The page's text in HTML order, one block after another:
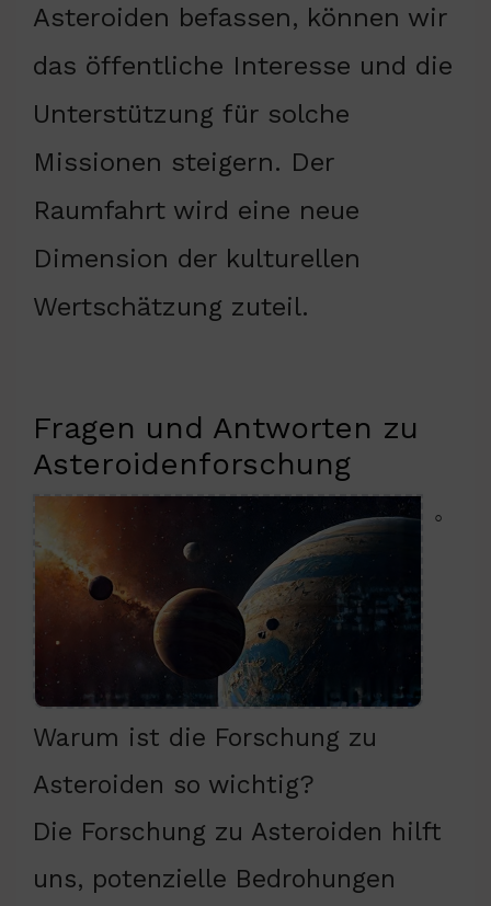
Asteroiden befassen, können wir
das öffentliche Interesse und die
Unterstützung für solche
Missionen steigern. Der
Raumfahrt wird eine neue
Dimension der kulturellen
Wertschätzung zuteil.
Fragen und Antworten zu
Asteroidenforschung
◦
Warum ist die Forschung zu
Asteroiden so wichtig?
Die Forschung zu Asteroiden hilft
uns, potenzielle Bedrohungen